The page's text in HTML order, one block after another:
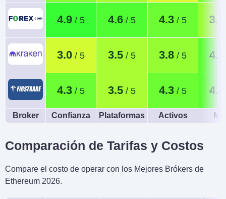
4.9 4.6 4.3 3.7
3.0 3.5 3.8 4.5
4.3 3.5 4.3 4.5
Broker Confianza Plataformas Activos
Comparación de Tarifas y Costos
Compare el costo de operar con los Mejores Brókers de
Ethereum 2026.